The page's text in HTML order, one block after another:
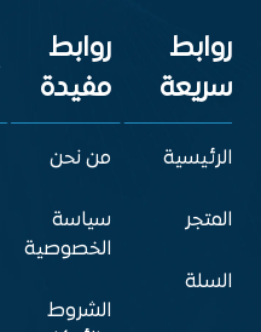
روابط
سريعة
الرئيسية
المتجر
السلة
روابط
مفيدة
من نحن
سياسة
الخصوصية
الشروط